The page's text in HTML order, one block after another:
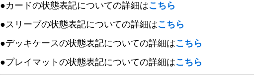
●カードの状態表記についての詳細はこちら
●スリーブの状態表記についての詳細はこちら
●デッキケースの状態表記についての詳細はこちら
●プレイマットの状態表記についての詳細はこちら